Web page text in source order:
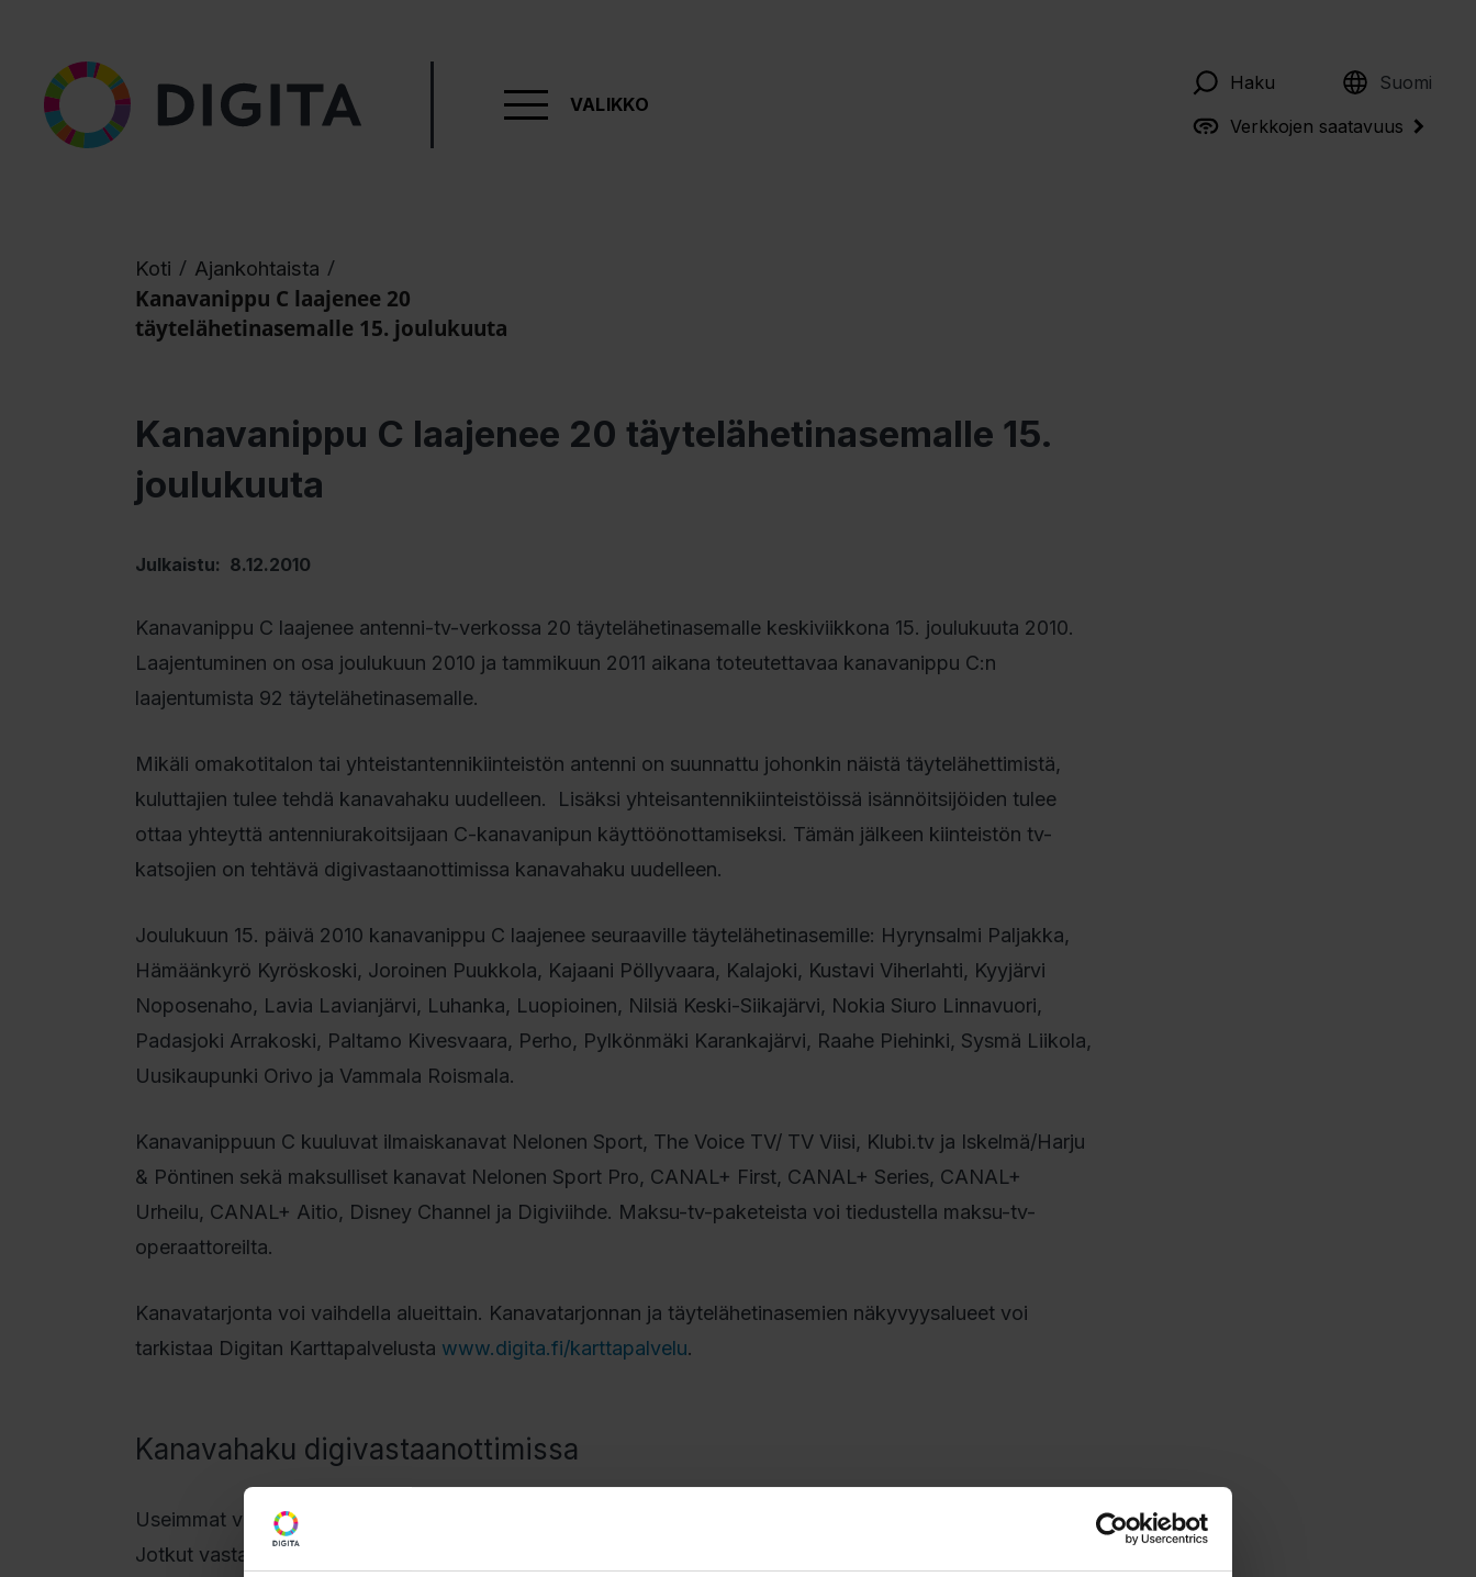
VALIKKO
Haku Suomi
English
Verkkojen saatavuus
Koti / Ajankohtaista /
Kanavanippu C laajenee 20
täytelähetinasemalle 15. joulukuuta
Kanavanippu C laajenee 20 täytelähetinasemalle 15.
joulukuuta
Julkaistu: 8.12.2010
Kanavanippu C laajenee antenni-tv-verkossa 20 täytelähetinasemalle keskiviikkona 15. joulukuuta 2010.
Laajentuminen on osa joulukuun 2010 ja tammikuun 2011 aikana toteutettavaa kanavanippu C:n
laajentumista 92 täytelähetinasemalle.
Mikäli omakotitalon tai yhteistantennikiinteistön antenni on suunnattu johonkin näistä täytelähettimistä,
kuluttajien tulee tehdä kanavahaku uudelleen. Lisäksi yhteisantennikiinteistöissä isännöitsijöiden tulee
ottaa yhteyttä antenniurakoitsijaan C-kanavanipun käyttöönottamiseksi. Tämän jälkeen kiinteistön tv-
katsojien on tehtävä digivastaanottimissa kanavahaku uudelleen.
Joulukuun 15. päivä 2010 kanavanippu C laajenee seuraaville täytelähetinasemille: Hyrynsalmi Paljakka,
Hämäänkyrö Kyröskoski, Joroinen Puukkola, Kajaani Pöllyvaara, Kalajoki, Kustavi Viherlahti, Kyyjärvi
Noposenaho, Lavia Lavianjärvi, Luhanka, Luopioinen, Nilsiä Keski-Siikajärvi, Nokia Siuro Linnavuori,
Padasjoki Arrakoski, Paltamo Kivesvaara, Perho, Pylkönmäki Karankajärvi, Raahe Piehinki, Sysmä Liikola,
Uusikaupunki Orivo ja Vammala Roismala.
Kanavanippuun C kuuluvat ilmaiskanavat Nelonen Sport, The Voice TV/ TV Viisi, Klubi.tv ja Iskelmä/Harju
& Pöntinen sekä maksulliset kanavat Nelonen Sport Pro, CANAL+ First, CANAL+ Series, CANAL+
Urheilu, CANAL+ Aitio, Disney Channel ja Digiviihde. Maksu-tv-paketeista voi tiedustella maksu-tv-
operaattoreilta.
Kanavatarjonta voi vaihdella alueittain. Kanavatarjonnan ja täytelähetinasemien näkyvyysalueet voi
tarkistaa Digitan Karttapalvelusta www.digita.fi/karttapalvelu.
Kanavahaku digivastaanottimissa
Useimmat vastaanottimet etsivät kanavat automaattisesti, kuluttajan tulee vain käynnistää kanavahaku.
Jotkut vastaanottimet saattavat vaatia tehdasasetusten palauttamisen ennen kanavahaun tekemistä.